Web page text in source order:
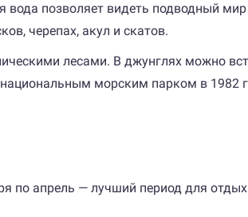
позволяет видеть подводный мир
черепах, акул и скатов.
лесами. В джунглях можно
морским парком в 1982
по апрель — лучший период для